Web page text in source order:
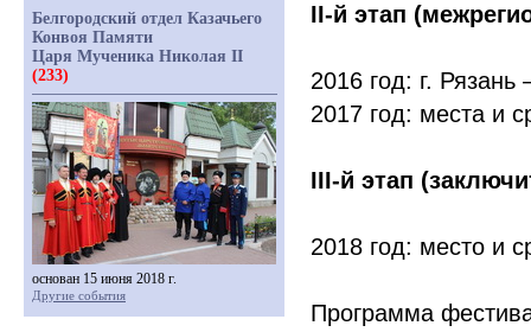
II-й этап (
2016 год: г. Рязань
2017 год: места и
III-й этап (
2018 год: место и
Программа
Белгородский отдел Казачьего
Конвоя Памяти
Царя Мученика Николая II
(233)
основан 15 июня 2018 г.
Другие события